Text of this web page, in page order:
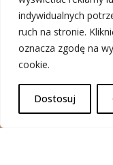
indywidualnych
ruch na stronie.
oznacza zgodę na
cookie.
Dostosuj
wymaga ostrożności i
zamiary zmarłego.
podjęciem decyzji o